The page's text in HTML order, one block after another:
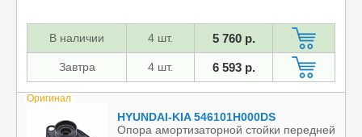
В наличии 4 шт. 5 760 р.
Завтра 4 шт. 6 593 р.
Оригинал
HYUNDAI-KIA 546101H000DS
Опора амортизаторной стойки передней